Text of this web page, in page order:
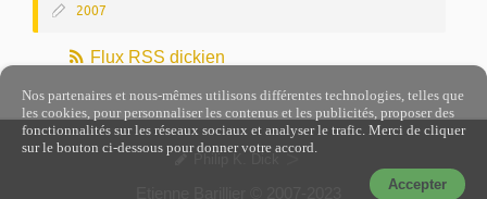
2007
Flux RSS dickien
>
Nos partenaires et nous-mêmes utilisons différentes technologies, telles que
les cookies, pour personnaliser les contenus et les publicités, proposer des
fonctionnalités sur les réseaux sociaux et analyser le trafic. Merci de cliquer
sur le bouton ci-dessous pour donner votre accord.
Accepter